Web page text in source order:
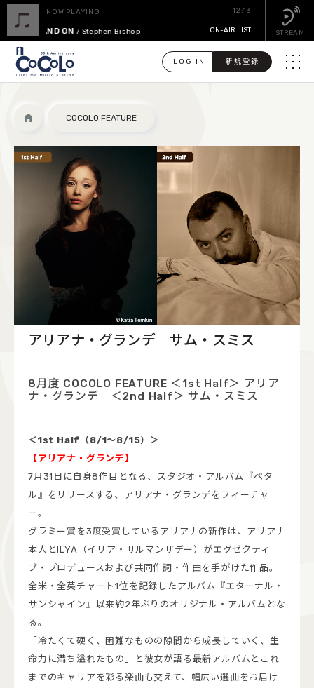
LOG IN 新規登録 メニ
PICK UP
GUEST CALENDAR
ON-AIR LIST
EVENT CALENDAR
TIMETABLE
COCOLO FEATURE
FAQ
RADIPASSTORE
765MARKET
NOW PLAYING 12:13
ON AND ON/ Stephen Bishop ON-AIR LIST STREAM
COCOLO FEATURE
アリアナ・グランデ｜サム・スミス
8月度 COCOLO FEATURE ＜1st Half＞ アリア
ナ・グランデ｜＜2nd Half＞ サム・スミス
＜1st Half（8/1～8/15）＞
【アリアナ・グランデ】
7月31日に自身8作目となる、スタジオ・アルバム『ペタ
ル』をリリースする、アリアナ・グランデをフィーチャ
ー。
グラミー賞を3度受賞しているアリアナの新作は、アリアナ
本人とILYA（イリア・サルマンザデー）がエグゼクティ
ブ・プロデュースおよび共同作詞・作曲を手がけた作品。
全米・全英チャート1位を記録したアルバム『エターナル・
サンシャイン』以来約2年ぶりのオリジナル・アルバムとな
る。
「冷たくて硬く、困難なものの隙間から成長していく、生
命力に満ち溢れたもの」と彼女が語る最新アルバムとこれ
までのキャリアを彩る楽曲も交えて、幅広い選曲をお届け